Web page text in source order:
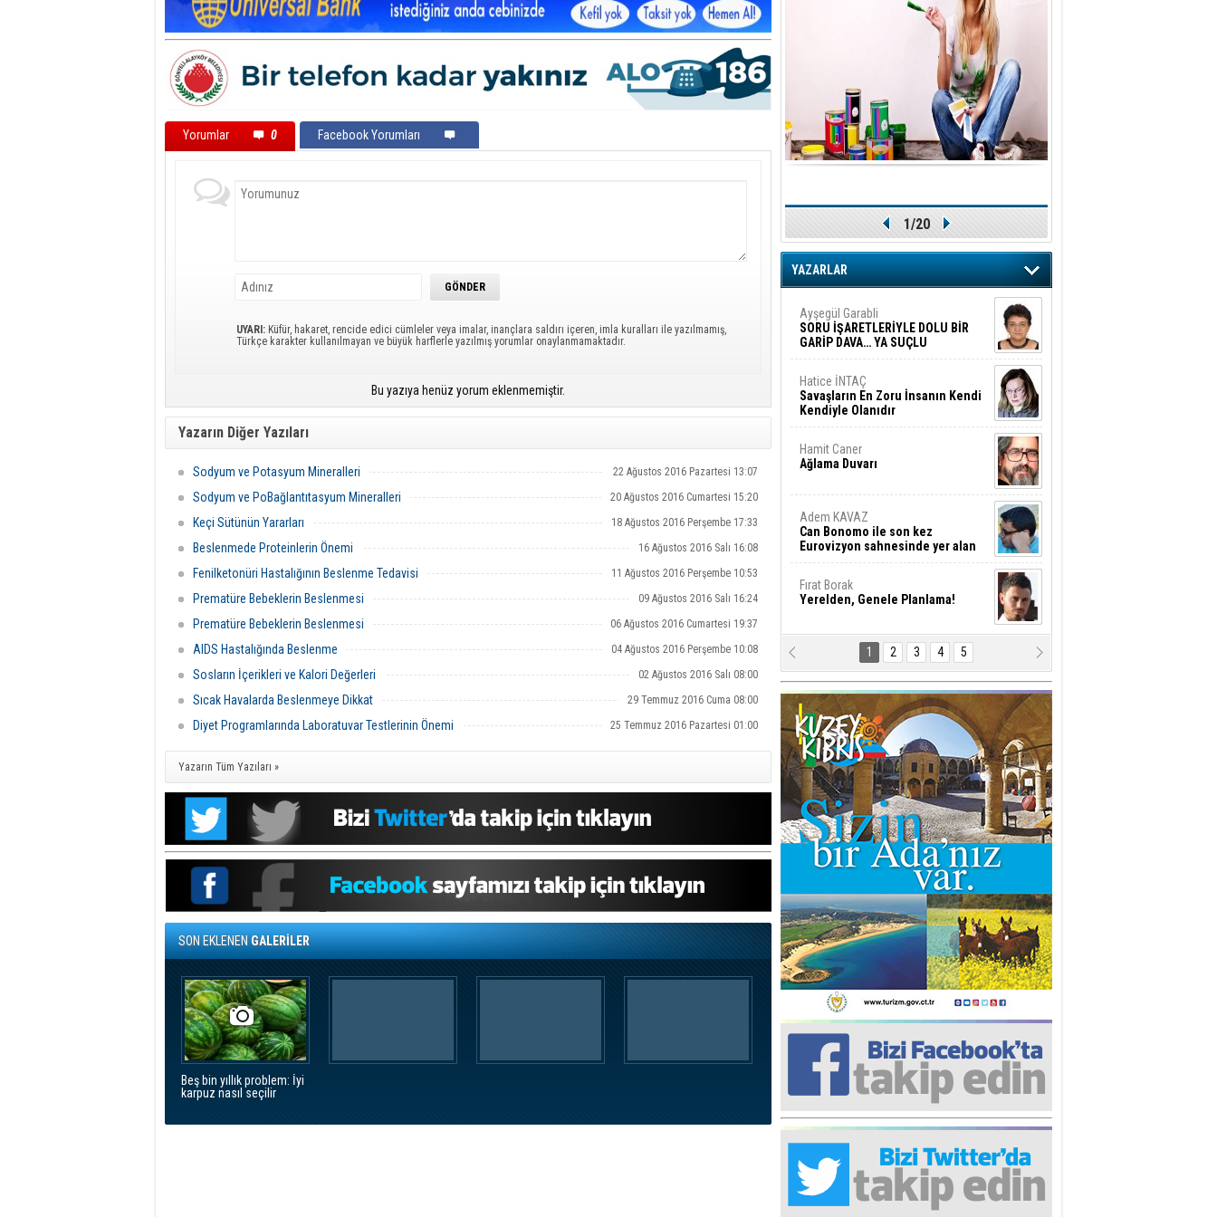
Yorumlar 0 Facebook Yorumları
UYARI: Küfür, hakaret, rencide edici cümleler veya imalar, inançlara saldırı içeren, imla kuralları ile yazılmamış,
Türkçe karakter kullanılmayan ve büyük harflerle yazılmış yorumlar onaylanmamaktadır.
Bu yazıya henüz yorum eklenmemiştir.
Yazarın Diğer Yazıları
Sodyum ve Potasyum Mineralleri 22 Ağustos 2016 Pazartesi 13:07
Sodyum ve PoBağlantıtasyum Mineralleri 20 Ağustos 2016 Cumartesi 15:20
Keçi Sütünün Yararları 18 Ağustos 2016 Perşembe 17:33
Beslenmede Proteinlerin Önemi 16 Ağustos 2016 Salı 16:08
Fenilketonüri Hastalığının Beslenme Tedavisi 11 Ağustos 2016 Perşembe 10:53
Prematüre Bebeklerin Beslenmesi 09 Ağustos 2016 Salı 16:24
Prematüre Bebeklerin Beslenmesi 06 Ağustos 2016 Cumartesi 19:37
AIDS Hastalığında Beslenme 04 Ağustos 2016 Perşembe 10:08
Sosların İçerikleri ve Kalori Değerleri 02 Ağustos 2016 Salı 08:00
Sıcak Havalarda Beslenmeye Dikkat 29 Temmuz 2016 Cuma 08:00
Diyet Programlarında Laboratuvar Testlerinin Önemi 25 Temmuz 2016 Pazartesi 01:00
Yazarın Tüm Yazıları »
SON EKLENENGALERİLER
Beş bin yıllık problem: İyi
karpuz nasıl seçilir
1/20
YAZARLAR
Ayşegül Garabli
SORU İŞARETLERİYLE DOLU BİR
GARİP DAVA… YA SUÇLU
DEĞİLSE???
Hatice İNTAÇ
Savaşların En Zoru İnsanın Kendi
Kendiyle Olanıdır
Hamit Caner
Ağlama Duvarı
Adem KAVAZ
Can Bonomo ile son kez
Eurovizyon sahnesinde yer alan
Türkiye 10 yıl aradan sonra
Fırat Borak
Yerelden, Genele Planlama!
Erkut YILMABAŞAR
Bayrak tartışmaları ve ihalesiz
işler!
Arif Alasya
2015 SONRASI VE AKINCI.
Fatma Baysal
SURLAR İÇİ’NDE KOLAYDIR ÖLMEK
Ediz TUNCEL
Göz göre göre…
Taner ULUTAŞ
İnşallah St. Lois ile Hakkaido
Adası gibi olmayız !...
Ali KİŞMİR
FIRSAT VE KORKU
Turgut ÇALICI
İki Lakırdı da benden!
Yrd. Doç. Ercan HOŞKARA
Yatırım Yapmazsan Var Olamazsın:
Hedefteki Kurum Kıb-Tek
Rana Sarro
Başıma gelen skandal olayı
1 2 3 4 5